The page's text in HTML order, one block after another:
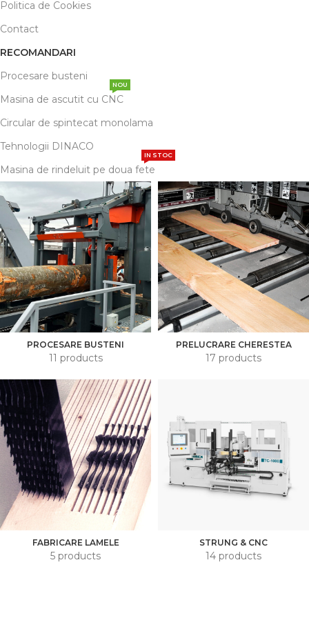
Politica de Cookies
Contact
RECOMANDARI
Procesare busteni
Masina de ascutit cu CNC
NOU
Circular de spintecat monolama
Tehnologii DINACO
Masina de rindeluit pe doua fete
IN STOC
PROCESARE BUSTENI
11 products
PRELUCRARE CHERESTEA
17 products
FABRICARE LAMELE
5 products
STRUNG & CNC
14 products